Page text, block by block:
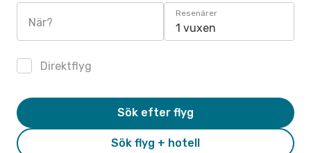
När?
Resenärer
1 vuxen
Direktflyg
Sök flyg + hotell
Sök efter flyg